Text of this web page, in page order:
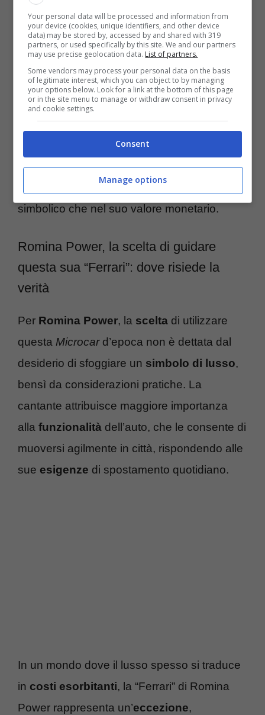
impressionanti. Si tratta invece di una city car
d’epoca, una Microcarrossa, con una
orari.
Sorprendentemente, il suocosto
non supera nemmeno i 5.000
euro, dimostrando che l’eccezionalità di
questa “Ferrari” risiede più nel suo significato
simbolico che nel suo valore monetario.
Romina Power, la scelta di guidare
questa sua “Ferrari”: dove risiede la
verità
Per Romina Power, la scelta di utilizzare
questa Microcard’epoca non è dettata dal
desiderio di sfoggiare un simbolo di lusso,
bensì da considerazioni pratiche. La
cantante attribuisce maggiore importanza
alla funzionalità dell’auto, che le consente di
muoversi agilmente in città, rispondendo alle
sue esigenze di spostamento quotidiano.
In un mondo dove il lusso spesso si traduce
in costi esorbitanti, la “Ferrari” di Romina
Power rappresenta un’eccezione,
Your personal data will be processed and information from
your device (cookies, unique identifiers, and other device
data) may be stored by, accessed by and shared with 319
partners, or used specifically by this site. We and our partners
may use precise geolocation data. List of partners.
Some vendors may process your personal data on the basis
of legitimate interest, which you can object to by managing
your options below. Look for a link at the bottom of this page
or in the site menu to manage or withdraw consent in privacy
and cookie settings.
Consent
Manage options